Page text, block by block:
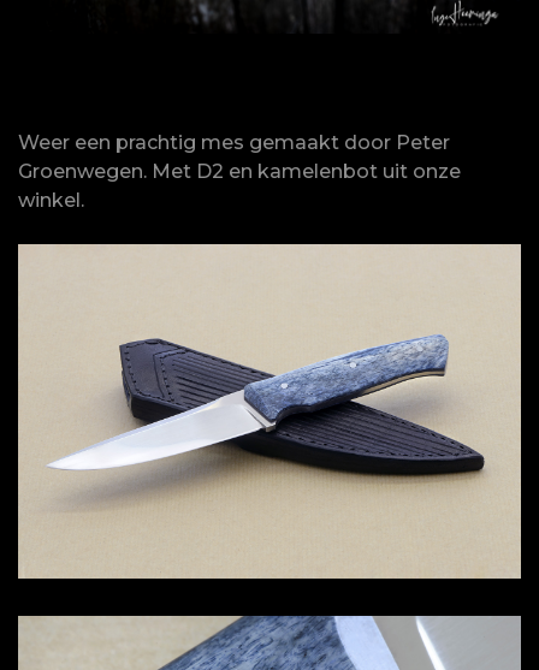
Weer een prachtig mes gemaakt door Peter
Groenwegen. Met D2 en kamelenbot uit onze
winkel.